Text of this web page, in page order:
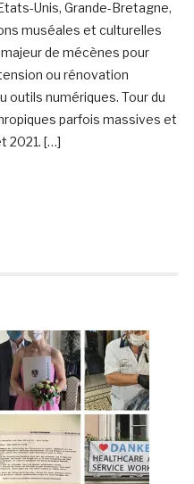
Unis, Grande-Bretagne,
muséales et culturelles
de mécènes pour
ou rénovation
outils numériques. Tour du
parfois massives et
2021. […]